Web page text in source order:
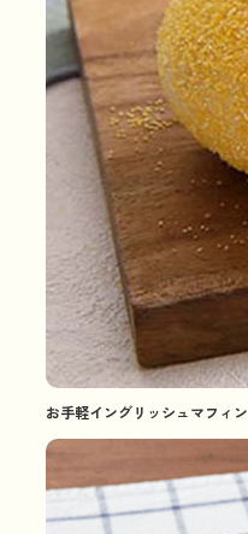
お手軽イングリッシュマフィン